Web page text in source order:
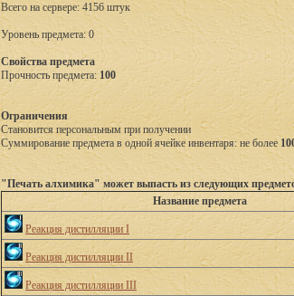
Всего на сервере: 4156 штук
Уровень предмета: 0
Свойства предмета
Прочность предмета: 100
Ограничения
Становится персональным при получении
Суммирование предмета в одной ячейке инвентаря: не более
"Печать алхимика" может выпасть из следующих
Название предмета
Реакция дистилляции I
Реакция дистилляции II
Реакция дистилляции III